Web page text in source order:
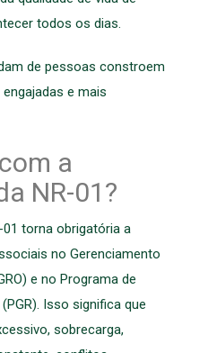
todos os dias.
de pessoas constroem
e mais
a
NR-01?
torna obrigatória a
no Gerenciamento
e no Programa de
Isso significa que
sobrecarga,